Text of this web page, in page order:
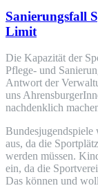
Sanierungsfall
Limit
Die Kapazität der
Pflege- und
Antwort der
uns
nachdenklich
Bundesjugendspiele
aus, da die
werden müssen.
ein, da die
Das können und